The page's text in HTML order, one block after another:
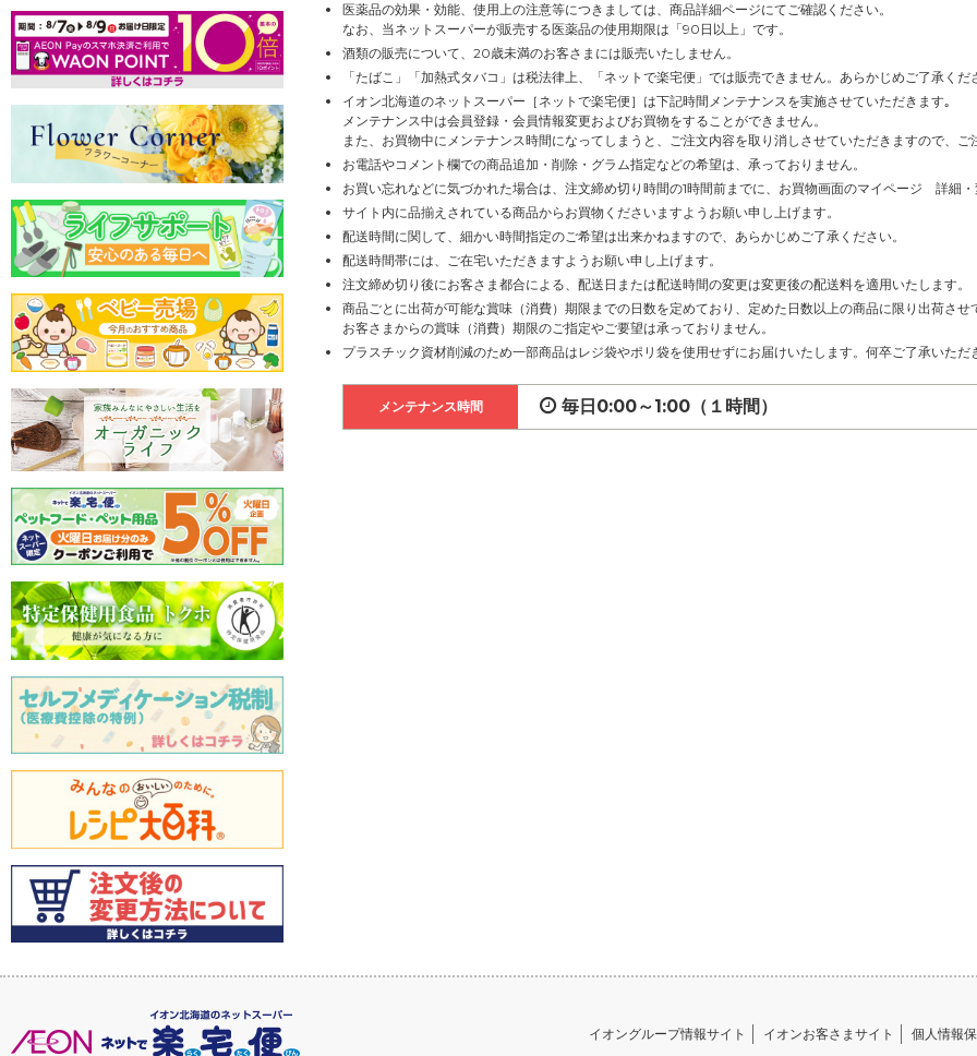
医薬品の効果・効能、使用上の注意等につきましては、商品詳細ページにてご確認ください。
なお、当ネットスーパーが販売する医薬品の使用期限は「90日以上」です。
酒類の販売について、20歳未満のお客さまには販売いたしません。
「たばこ」「加熱式タバコ」は税法律上、「ネットで楽宅便」では販売できません。あらかじめご了承くだ
イオン北海道のネットスーパー［ネットで楽宅便］は下記時間メンテナンスを実施させていただきます｡
メンテナンス中は会員登録・会員情報変更およびお買物をすることができません。
また、お買物中にメンテナンス時間になってしまうと、ご注文内容を取り消しさせていただきますので、ご
お電話やコメント欄での商品追加・削除・グラム指定などの希望は、承っておりません。
お買い忘れなどに気づかれた場合は、注文締め切り時間の1時間前までに、お買物画面のマイページ 詳細
サイト内に品揃えされている商品からお買物くださいますようお願い申し上げます。
配送時間に関して、細かい時間指定のご希望は出来かねますので、あらかじめご了承ください。
配送時間帯には、ご在宅いただきますようお願い申し上げます。
注文締め切り後にお客さま都合による、配送日または配送時間の変更は変更後の配送料を適用いたします。
商品ごとに出荷が可能な賞味（消費）期限までの日数を定めており、定めた日数以上の商品に限り出荷させ
お客さまからの賞味（消費）期限のご指定やご要望は承っておりません。
プラスチック資材削減のため一部商品はレジ袋やポリ袋を使用せずにお届けいたします。何卒ご了承いただ
メンテナンス時間 毎日0:00～1:00（１時間）
イオングループ情報サイト
イオンお客さまサイト 個人情報